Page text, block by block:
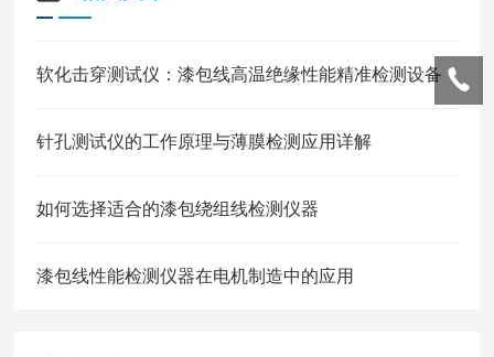
软化击穿测试仪：漆包线高温绝缘性能精准检测设备
针孔测试仪的工作原理与薄膜检测应用详解
如何选择适合的漆包绕组线检测仪器
漆包线性能检测仪器在电机制造中的应用